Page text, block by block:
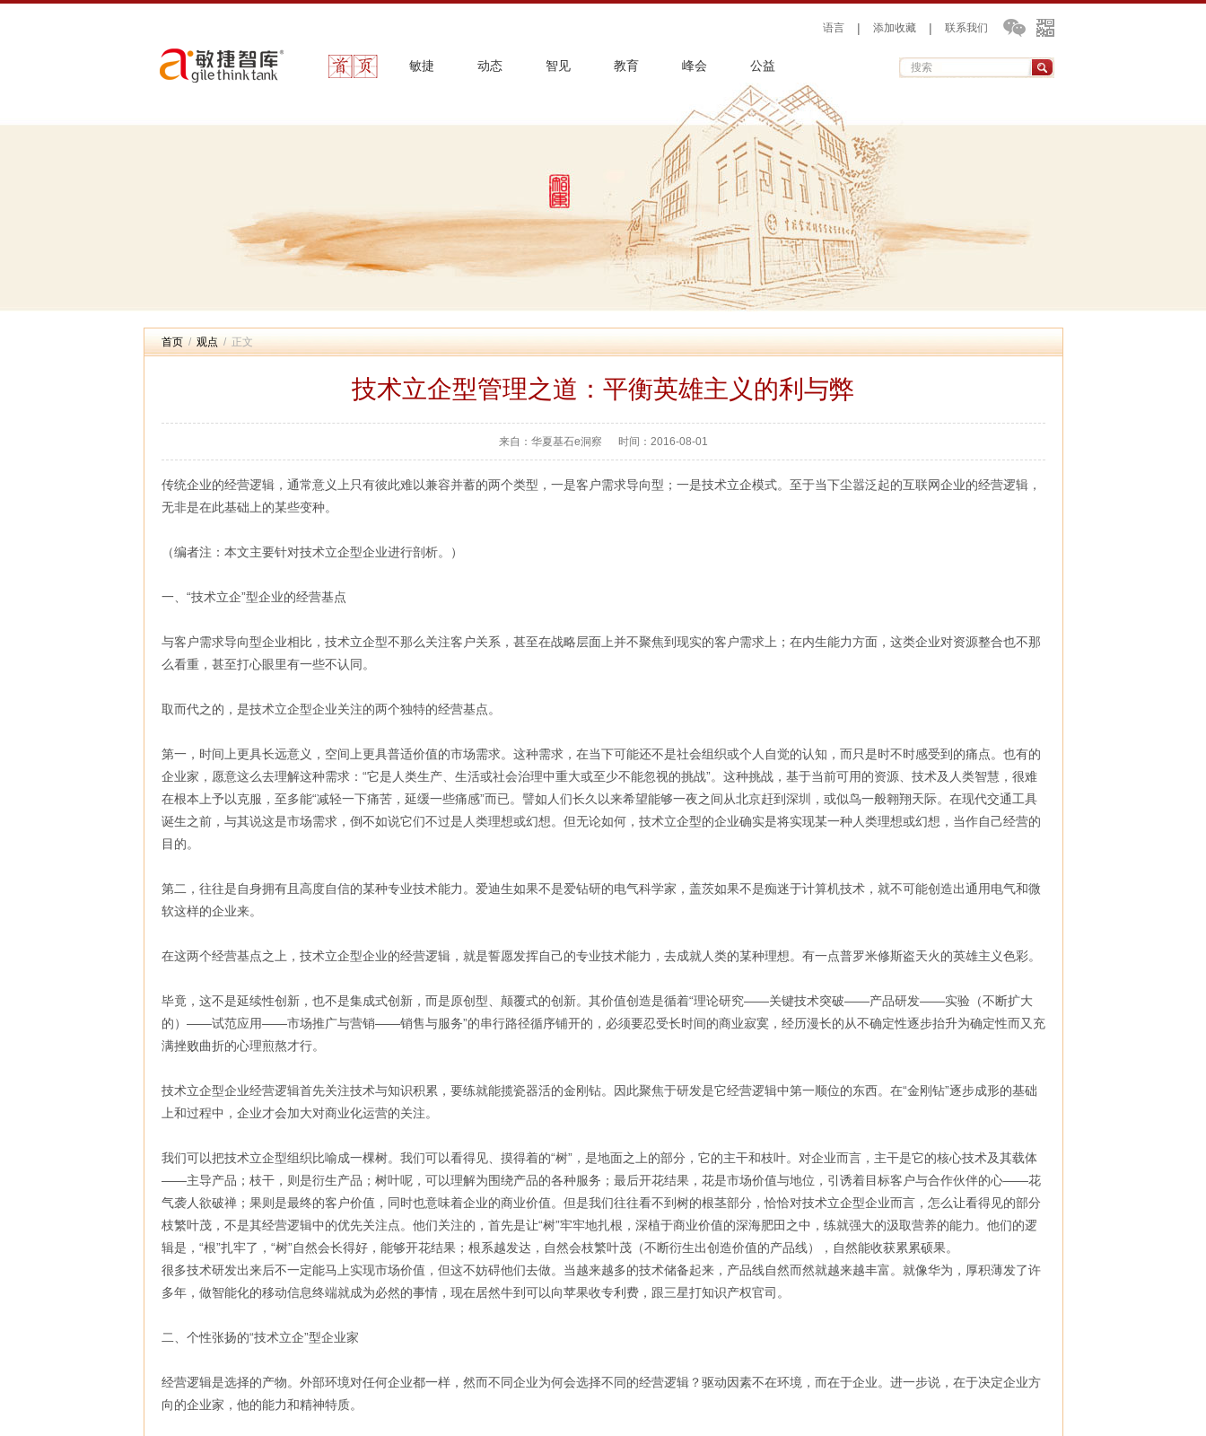
语言 | 添加收藏 | 联系我们
敏捷 动态 智见 教育 峰会 公益
首页/ 观点 / 正文
技术立企型管理之道：平衡英雄主义的利与弊
来自：华夏基石e洞察 时间：2016-08-01
传统企业的经营逻辑，通常意义上只有彼此难以兼容并蓄的两个类型，一是客户需求导向型；一是技术立企模式。至于当下尘嚣泛起的互联网企业的经营逻辑，
无非是在此基础上的某些变种。
（编者注：本文主要针对技术立企型企业进行剖析。）
一、“技术立企”型企业的经营基点
与客户需求导向型企业相比，技术立企型不那么关注客户关系，甚至在战略层面上并不聚焦到现实的客户需求上；在内生能力方面，这类企业对资源整合也不那
么看重，甚至打心眼里有一些不认同。
取而代之的，是技术立企型企业关注的两个独特的经营基点。
第一，时间上更具长远意义，空间上更具普适价值的市场需求。这种需求，在当下可能还不是社会组织或个人自觉的认知，而只是时不时感受到的痛点。也有的
企业家，愿意这么去理解这种需求：“它是人类生产、生活或社会治理中重大或至少不能忽视的挑战”。这种挑战，基于当前可用的资源、技术及人类智慧，很难
在根本上予以克服，至多能“减轻一下痛苦，延缓一些痛感”而已。譬如人们长久以来希望能够一夜之间从北京赶到深圳，或似鸟一般翱翔天际。在现代交通工具
诞生之前，与其说这是市场需求，倒不如说它们不过是人类理想或幻想。但无论如何，技术立企型的企业确实是将实现某一种人类理想或幻想，当作自己经营的
目的。
第二，往往是自身拥有且高度自信的某种专业技术能力。爱迪生如果不是爱钻研的电气科学家，盖茨如果不是痴迷于计算机技术，就不可能创造出通用电气和微
软这样的企业来。
在这两个经营基点之上，技术立企型企业的经营逻辑，就是誓愿发挥自己的专业技术能力，去成就人类的某种理想。有一点普罗米修斯盗天火的英雄主义色彩。
毕竟，这不是延续性创新，也不是集成式创新，而是原创型、颠覆式的创新。其价值创造是循着“理论研究——关键技术突破——产品研发——实验（不断扩大
的）——试范应用——市场推广与营销——销售与服务”的串行路径循序铺开的，必须要忍受长时间的商业寂寞，经历漫长的从不确定性逐步抬升为确定性而又充
满挫败曲折的心理煎熬才行。
技术立企型企业经营逻辑首先关注技术与知识积累，要练就能揽瓷器活的金刚钻。因此聚焦于研发是它经营逻辑中第一顺位的东西。在“金刚钻”逐步成形的基础
上和过程中，企业才会加大对商业化运营的关注。
我们可以把技术立企型组织比喻成一棵树。我们可以看得见、摸得着的“树”，是地面之上的部分，它的主干和枝叶。对企业而言，主干是它的核心技术及其载体
——主导产品；枝干，则是衍生产品；树叶呢，可以理解为围绕产品的各种服务；最后开花结果，花是市场价值与地位，引诱着目标客户与合作伙伴的心——花
气袭人欲破禅；果则是最终的客户价值，同时也意味着企业的商业价值。但是我们往往看不到树的根茎部分，恰恰对技术立企型企业而言，怎么让看得见的部分
枝繁叶茂，不是其经营逻辑中的优先关注点。他们关注的，首先是让“树”牢牢地扎根，深植于商业价值的深海肥田之中，练就强大的汲取营养的能力。他们的逻
辑是，“根”扎牢了，“树”自然会长得好，能够开花结果；根系越发达，自然会枝繁叶茂（不断衍生出创造价值的产品线），自然能收获累累硕果。
很多技术研发出来后不一定能马上实现市场价值，但这不妨碍他们去做。当越来越多的技术储备起来，产品线自然而然就越来越丰富。就像华为，厚积薄发了许
多年，做智能化的移动信息终端就成为必然的事情，现在居然牛到可以向苹果收专利费，跟三星打知识产权官司。
二、个性张扬的“技术立企”型企业家
经营逻辑是选择的产物。外部环境对任何企业都一样，然而不同企业为何会选择不同的经营逻辑？驱动因素不在环境，而在于企业。进一步说，在于决定企业方
向的企业家，他的能力和精神特质。